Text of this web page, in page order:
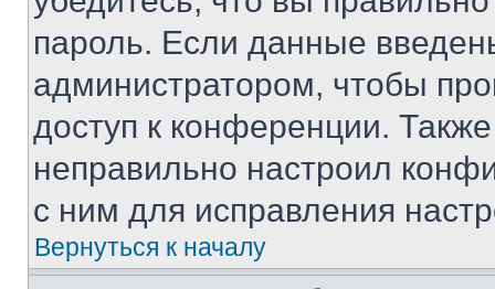
пароль. Если данные
администратором, чтобы
доступ к конференции.
неправильно настроил
с ним для исправления
Вернуться к началу